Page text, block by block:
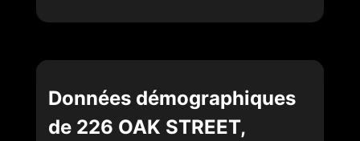
Données démographiques
de 226 OAK STREET,